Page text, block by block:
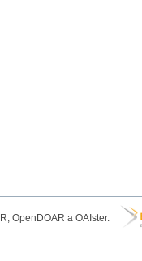
OpenDOAR a OAIster.